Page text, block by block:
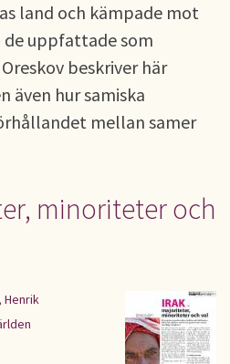
land och kämpade mot
de uppfattade som
beskriver här
även hur samiska
mellan samer
minoriteter och
Henrik